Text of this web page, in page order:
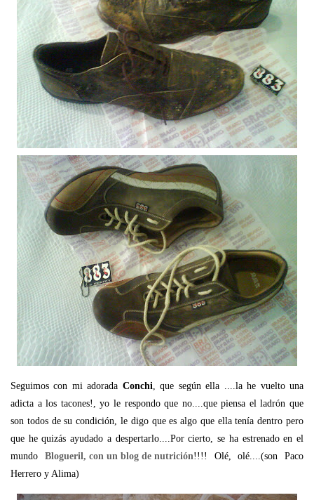
Seguimos con mi adorada Conchi , que según ella ....la he vuelto una
adicta a los tacones!, yo le respondo que no....que piensa el ladrón que
son todos de su condición, le digo que es algo que ella tenía dentro pero
que he quizás ayudado a despertarlo....Por cierto, se ha estrenado en el
mundo Blogueril, con un blog de nutrición!!!! Olé, olé....(son Paco
Herrero y Alima)